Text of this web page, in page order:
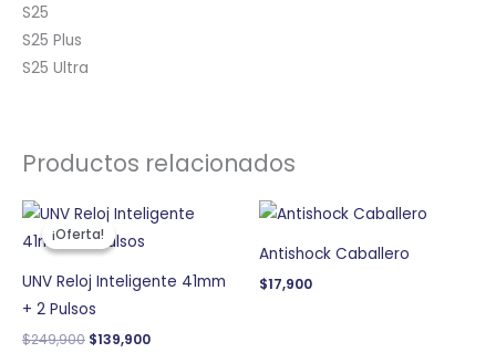
S25
S25 Plus
S25 Ultra
Productos relacionados
¡Oferta!
¡Oferta!
UNV Reloj Inteligente 41mm
+ 2 Pulsos
$249,900
El
precio
original
era:
$249,900.
$139,900
El
precio
$139,900.
Antishock Caballero
$17,900